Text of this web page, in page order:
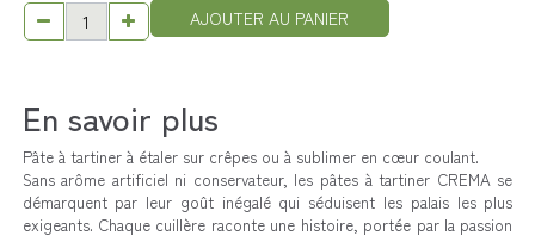
AJOUTER AU PANIER
En savoir plus
Pâte à tartiner àétaler sur crêpes ou à sublimer en cœur coulant.
Sans arôme artificiel ni conservateur, les pâtes à tartiner CREMA se
démarquent par leur goût inégalé qui séduisent les palais les plus
exigeants. Chaque cuillère raconte une histoire, portée par la passion